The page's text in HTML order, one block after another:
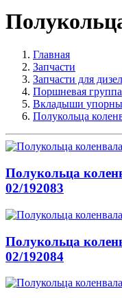
Главная
Запчасти
Запчасти для
Поршневая группа
Вкладыши
Полукольца
Полукольца
02/192083
Полукольца
02/192084